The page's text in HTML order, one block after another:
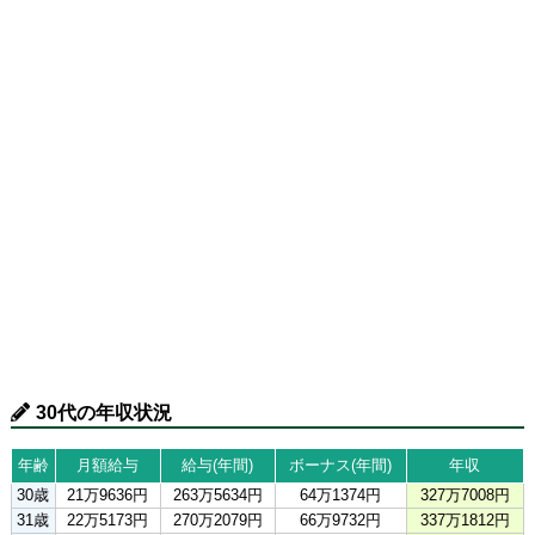
30代の年収状況
年齢 月額給与 給与(年間) ボーナス(年間)
年収
30歳
21万9636円 263万5634円 64万1374円
327万7008円
31歳
22万5173円 270万2079円 66万9732円 337万1812円